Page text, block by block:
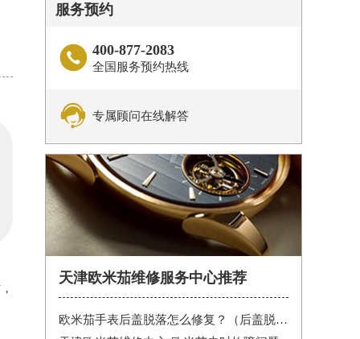
服务预约
 400-877-2083
全国服务预约热线
 专属顾问在线解答
天津欧米茄维修服务中心推荐
欧米茄手表后盖脱落怎么修复？（后盖脱落解决办法）